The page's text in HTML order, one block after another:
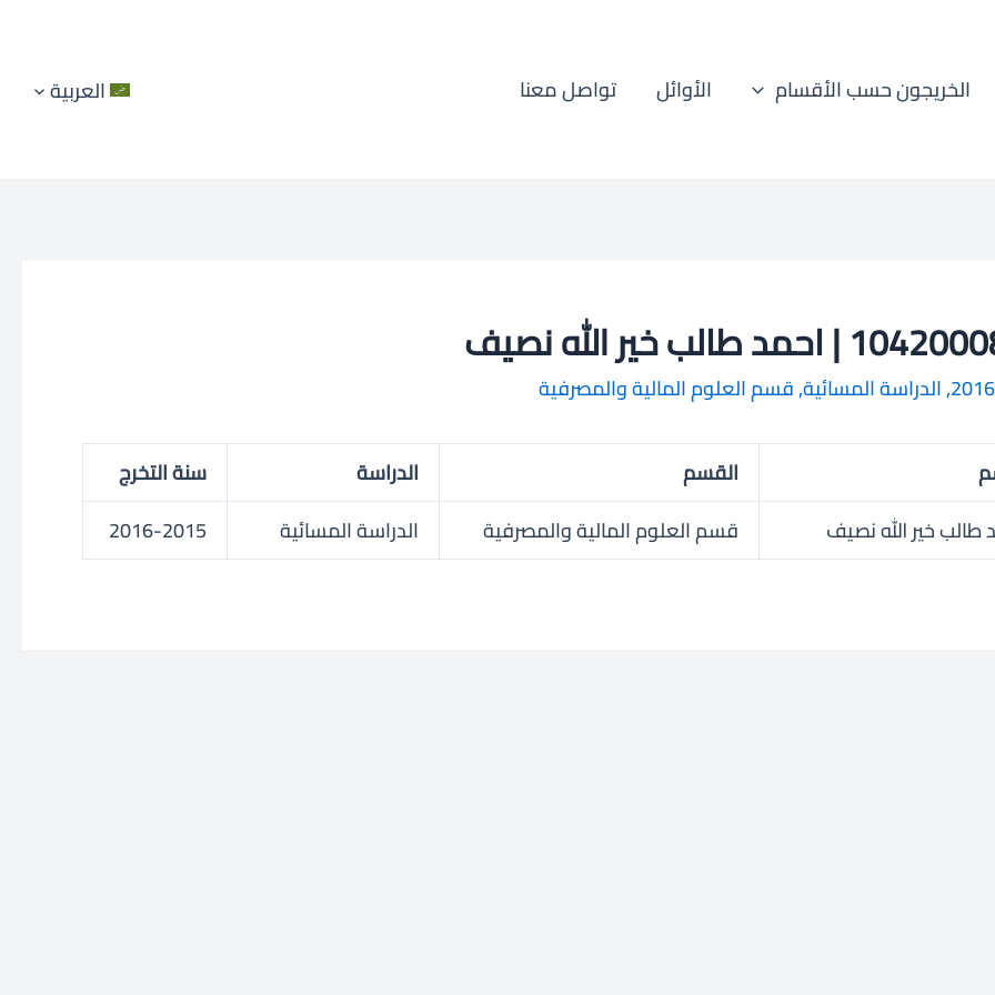
الخريجون حسب الأقسام الأوائل تواصل معنا العربية
احمد طالب خير الله نصيف
,الدراسة المسائية,قسم العلوم المالية والمصرفية
القسم الدراسة
سنة التخرج
طالب خير الله نصيف
قسم العلوم المالية والمصرفية الدراسة المسائية 2016-2015